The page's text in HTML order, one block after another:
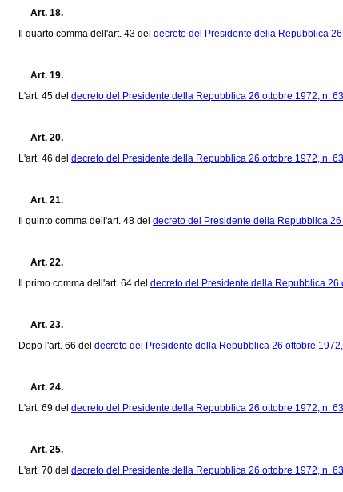
Art. 18.
Il quarto comma dell'art. 43 del decreto del Presidente della Repubblica
Art. 19.
L'art. 45 del decreto del Presidente della Repubblica 26 ottobre 1972, n.
Art. 20.
L'art. 46 del decreto del Presidente della Repubblica 26 ottobre 1972, n.
Art. 21.
Il quinto comma dell'art. 48 del decreto del Presidente della Repubblica
Art. 22.
Il primo comma dell'art. 64 del decreto del Presidente della Repubblica 26
Art. 23.
Dopo l'art. 66 del decreto del Presidente della Repubblica 26 ottobre
Art. 24.
L'art. 69 del decreto del Presidente della Repubblica 26 ottobre 1972, n.
Art. 25.
L'art. 70 del decreto del Presidente della Repubblica 26 ottobre 1972, n.